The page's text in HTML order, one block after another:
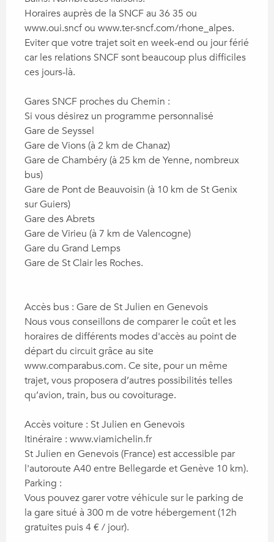
Horaires auprès de la SNCF au 36 35 ou
www.oui.sncf ou www.ter-sncf.com/rhone_alpes.
Eviter que votre trajet soit en week-end ou jour férié
car les relations SNCF sont beaucoup plus difficiles
ces jours-là.
Gares SNCF proches du Chemin :
Si vous désirez un programme personnalisé
Gare de Seyssel
Gare de Vions (à 2 km de Chanaz)
Gare de Chambéry (à 25 km de Yenne, nombreux
bus)
Gare de Pont de Beauvoisin (à 10 km de St Genix
sur Guiers)
Gare des Abrets
Gare de Virieu (à 7 km de Valencogne)
Gare du Grand Lemps
Gare de St Clair les Roches.
Accès bus : Gare de St Julien en Genevois
Nous vous conseillons de comparer le coût et les
horaires de différents modes d'accès au point de
départ du circuit grâce au site
www.comparabus.com. Ce site, pour un même
trajet, vous proposera d’autres possibilités telles
qu’avion, train, bus ou covoiturage.
Accès voiture : St Julien en Genevois
Itinéraire : www.viamichelin.fr
St Julien en Genevois (France) est accessible par
l'autoroute A40 entre Bellegarde et Genève 10 km).
Parking :
Vous pouvez garer votre véhicule sur le parking de
la gare situé à 300 m de votre hébergement (12h
gratuites puis 4 € / jour).